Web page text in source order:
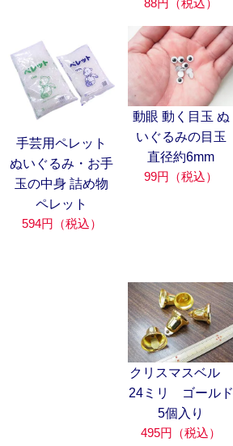
88円（税込）
手芸用ペレット
ぬいぐるみ・お手
玉の中身 詰め物
ペレット
594円（税込）
動眼 動く目玉 ぬ
いぐるみの目玉
直径約6mm
99円（税込）
クリスマスベル
24ミリ ゴールド
5個入り
495円（税込）